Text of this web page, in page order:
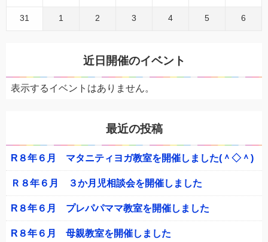
31 1 2 3 4 5 6
近日開催のイベント
表示するイベントはありません。
最近の投稿
R８年６月 マタニティヨガ教室を開催しました(＾◇＾)
Ｒ８年６月 ３か月児相談会を開催しました
R８年６月 プレパパママ教室を開催しました
R８年６月 母親教室を開催しました